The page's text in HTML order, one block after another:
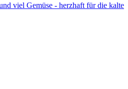
viel Gemüse - herzhaft für die kalte